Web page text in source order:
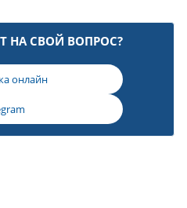
НА СВОЙ ВОПРОС?
онлайн